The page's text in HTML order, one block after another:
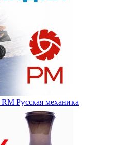
Русская механика